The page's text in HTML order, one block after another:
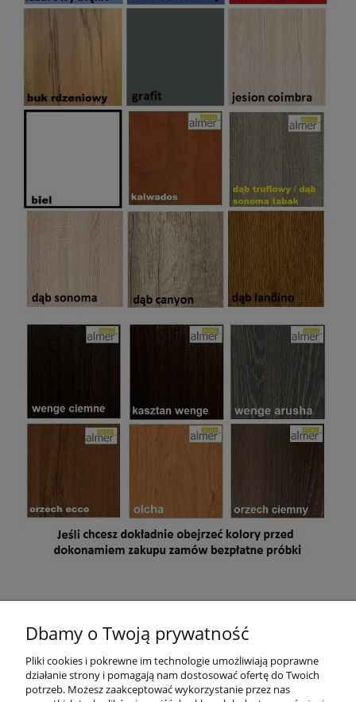
znajdują się akcesoria, instrukcja montażu oraz dokument
sprzedaży (paragon lub na życzenie faktura VAT).
Wymiary paczek: 190x55x8 cm, 174x50x8 cm, 95x60x13 cm
Dbamy o Twoją prywatność
Pliki cookies i pokrewne im technologie umożliwiają poprawne
działanie strony i pomagają nam dostosować ofertę do Twoich
potrzeb. Możesz zaakceptować wykorzystanie przez nas